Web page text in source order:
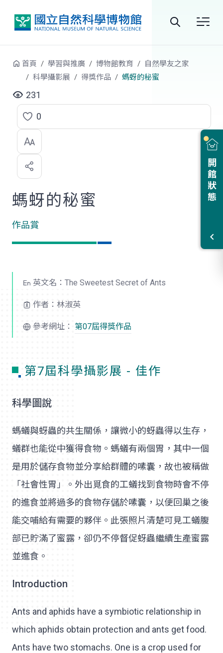
站
開館狀態
首頁 學習與推廣 博物館教育
自然學友之家
科學攝影展
得獎作品 螞蚜的秘蜜
231
點
選
喜
歡
0
螞蚜的秘蜜
作品賞
英文名：The Sweetest Secret of Ants
作者：林淑英
參考網址： 第07屆得獎作品
第7屆科學攝影展 - 佳作
科學圖說
螞蟻與蚜蟲的共生關係，讓微小的蚜蟲得以生存，
蟻群也能從中獲得食物。螞蟻有兩個胃，其中一個
是用於儲存食物並分享給群體的嗉囊，故也被稱做
「社會性胃」。外出覓食的工蟻找到食物時會不停
的進食並將過多的食物存儲於嗉囊，以便回巢之後
能交哺給有需要的夥伴。此張照片清楚可見工蟻腹
部已貯滿了蜜露，卻仍不停督促蚜蟲繼續生產蜜露
並進食。
Introduction
Ants and aphids have a symbiotic relationship in
which aphids obtain protection and ants get food.
Ants have two stomachs. One is a crop used for